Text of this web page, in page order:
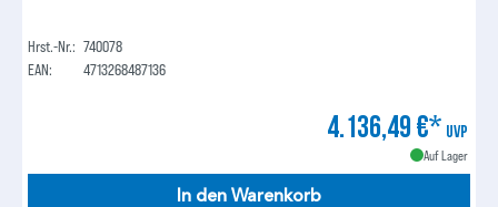
Hrst.-Nr.: 740078
EAN:
4713268487136
4.136,49 €* UVP
Auf Lager
In den Warenkorb